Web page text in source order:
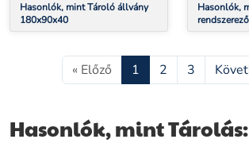
Hasonlók, mint Tároló állvány
180x90x40
Hasonlók,
« Előző 1 2 3
Hasonlók, mint Tárolás: